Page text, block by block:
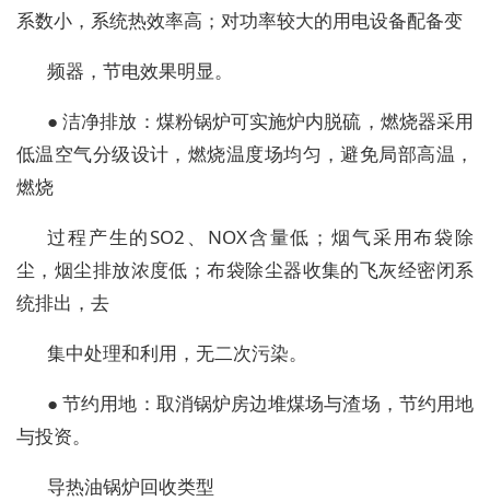
系数小，系统热效率高；对功率较大的用电设备配备变
频器，节电效果明显。
● 洁净排放：煤粉锅炉可实施炉内脱硫，燃烧器采用
低温空气分级设计，燃烧温度场均匀，避免局部高温，
燃烧
过程产生的SO2、NOX含量低；烟气采用布袋除
尘，烟尘排放浓度低；布袋除尘器收集的飞灰经密闭系
统排出，去
集中处理和利用，无二次污染。
● 节约用地：取消锅炉房边堆煤场与渣场，节约用地
与投资。
导热油锅炉回收类型